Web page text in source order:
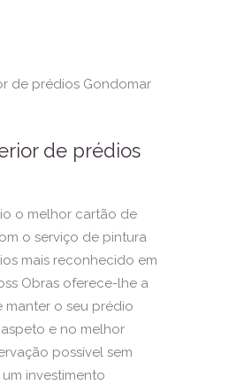
de prédios
o melhor cartão de
o serviço de pintura
mais reconhecido em
Obras oferece-lhe a
manter o seu prédio
e no melhor
possível sem
investimento